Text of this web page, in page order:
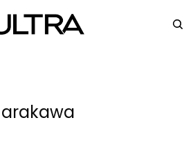
arakawa